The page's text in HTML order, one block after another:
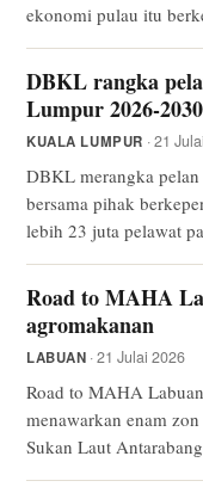
ekonomi pulau itu
DBKL rangka
Lumpur 2026-2030
KUALA LUMPUR · 21
DBKL merangka
bersama pihak
lebih 23 juta pelawat
Road to MAHA
agromakanan
LABUAN · 21 Julai 2026
Road to MAHA
menawarkan enam
Sukan Laut